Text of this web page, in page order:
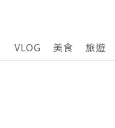
VLOG 美食 旅遊